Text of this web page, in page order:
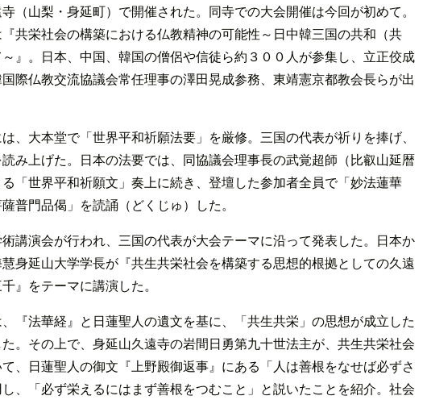
（山梨・身延町）で開催された。同寺での大会開催は今回が初めて。
共栄社会の構築における仏教精神の可能性～日中韓三国の共和（共
』。日本、中国、韓国の僧侶や信徒ら約３００人が参集し、立正佼成
際仏教交流協議会常任理事の澤田晃成参務、東靖憲京都教会長らが出
、大本堂で「世界平和祈願法要」を厳修。三国の代表が祈りを捧げ、
み上げた。日本の法要では、同協議会理事長の武覚超師（比叡山延暦
「世界平和祈願文」奏上に続き、登壇した参加者全員で「妙法蓮華
普門品偈」を読誦（どくじゅ）した。
講演会が行われ、三国の代表が大会テーマに沿って発表した。日本か
身延山大学学長が『共生共栄社会を構築する思想的根拠としての久遠
』をテーマに講演した。
『法華経』と日蓮聖人の遺文を基に、「共生共栄」の思想が成立した
。その上で、身延山久遠寺の岩間日勇第九十世法主が、共生共栄社会
、日蓮聖人の御文『上野殿御返事』にある「人は善根をなせば必ずさ
、「必ず栄えるにはまず善根をつむこと」と説いたことを紹介。社会